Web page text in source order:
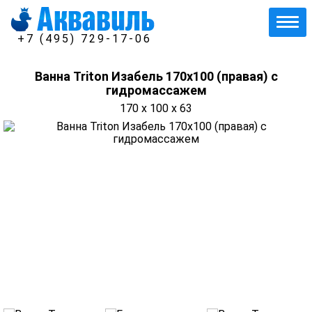
+7 (495) 729-17-06
Ванна Triton Изабель 170х100 (правая) с
гидромассажем
170 x 100 x 63